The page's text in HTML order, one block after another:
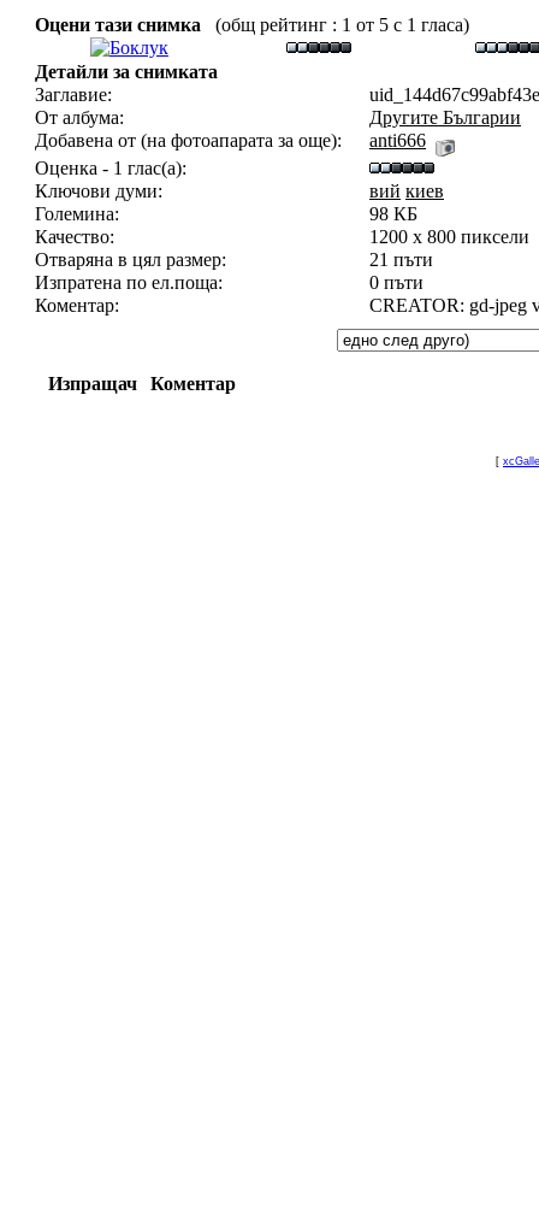
Оцени тази снимка
(общ рейтинг : 1 от 5 с 1 гласа)
Детайли за снимката
Заглавие:
От албума:
Другите Българии
Добавена от (на фотоапарата за още):
anti666
Оценка - 1 глас(а):
Ключови думи:
вий киев
Големина:
98 КБ
Качество:
1200 x 800 пиксели
Отваряна в цял размер:
21 пъти
Изпратена по ел.поща:
0 пъти
Коментар:
CREATOR: gd-jpeg
Изпращач Коментар
[